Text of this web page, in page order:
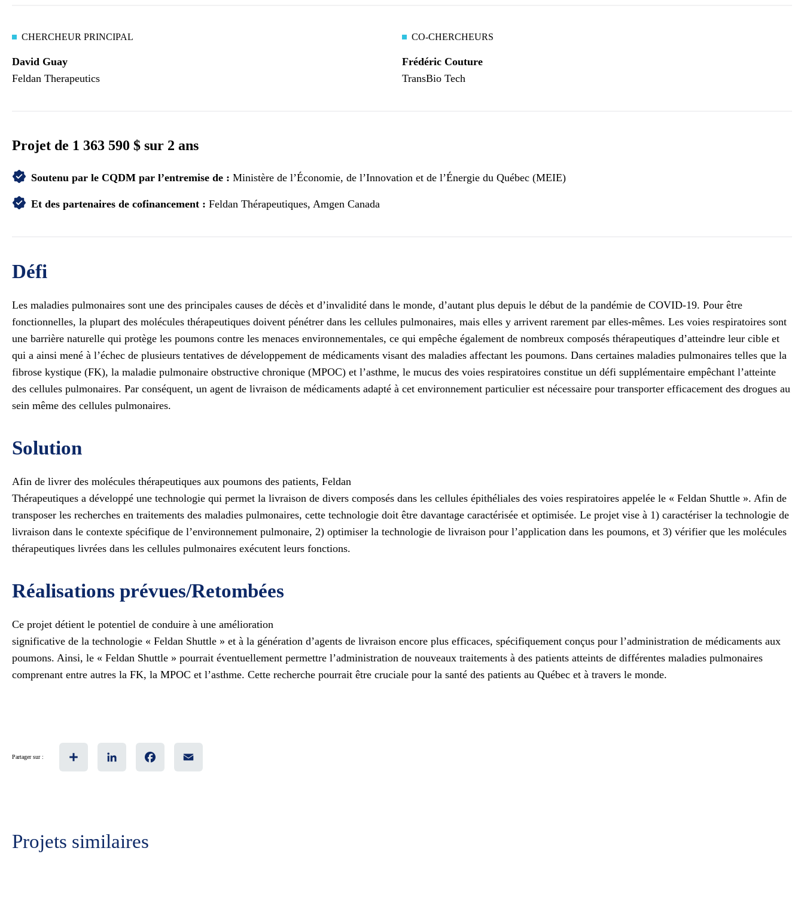
CHERCHEUR PRINCIPAL
David Guay
Feldan Therapeutics
CO-CHERCHEURS
Frédéric Couture
TransBio Tech
Projet de 1 363 590 $ sur 2 ans
Soutenu par le CQDM par l’entremise de : Ministère de l’Économie, de l’Innovation et de l’Énergie du Québec (MEIE)
Et des partenaires de cofinancement : Feldan Thérapeutiques, Amgen Canada
Défi
Les maladies pulmonaires sont une des principales causes de décès et d’invalidité dans le monde, d’autant plus depuis le début de la pandémie de COVID-19. Pour être
fonctionnelles, la plupart des molécules thérapeutiques doivent pénétrer dans les cellules pulmonaires, mais elles y arrivent rarement par elles-mêmes. Les voies respiratoires sont
une barrière naturelle qui protège les poumons contre les menaces environnementales, ce qui empêche également de nombreux composés thérapeutiques d’atteindre leur cible et
qui a ainsi mené à l’échec de plusieurs tentatives de développement de médicaments visant des maladies affectant les poumons. Dans certaines maladies pulmonaires telles que la
fibrose kystique (FK), la maladie pulmonaire obstructive chronique (MPOC) et l’asthme, le mucus des voies respiratoires constitue un défi supplémentaire empêchant l’atteinte
des cellules pulmonaires. Par conséquent, un agent de livraison de médicaments adapté à cet environnement particulier est nécessaire pour transporter efficacement des drogues au
sein même des cellules pulmonaires.
Solution
Afin de livrer des molécules thérapeutiques aux poumons des patients, Feldan
Thérapeutiques a développé une technologie qui permet la livraison de divers composés dans les cellules épithéliales des voies respiratoires appelée le « Feldan Shuttle ». Afin de
transposer les recherches en traitements des maladies pulmonaires, cette technologie doit être davantage caractérisée et optimisée. Le projet vise à 1) caractériser la technologie de
livraison dans le contexte spécifique de l’environnement pulmonaire, 2) optimiser la technologie de livraison pour l’application dans les poumons, et 3) vérifier que les molécules
thérapeutiques livrées dans les cellules pulmonaires exécutent leurs fonctions.
Réalisations prévues/Retombées
Ce projet détient le potentiel de conduire à une amélioration
significative de la technologie « Feldan Shuttle » et à la génération d’agents de livraison encore plus efficaces, spécifiquement conçus pour l’administration de médicaments aux
poumons. Ainsi, le « Feldan Shuttle » pourrait éventuellement permettre l’administration de nouveaux traitements à des patients atteints de différentes maladies pulmonaires
comprenant entre autres la FK, la MPOC et l’asthme. Cette recherche pourrait être cruciale pour la santé des patients au Québec et à travers le monde.
Partager sur :
Projets similaires